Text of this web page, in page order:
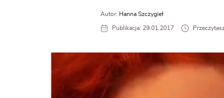
Autor: Hanna Szczygieł
Publikacja: 29.01.2017